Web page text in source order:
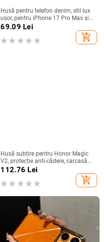
Husă pentru telefon denim, stil lux
ușor, pentru iPhone 17 Pro Max și
iPhone 16, cu acoperire totală
69.09 Lei
add_shopping_cart
Husă subțire pentru Honor Magic
V2, protecție anti-cădere, carcasă
dură pentru ecran pliabil, finisaj PU
112.76 Lei
add_shopping_cart